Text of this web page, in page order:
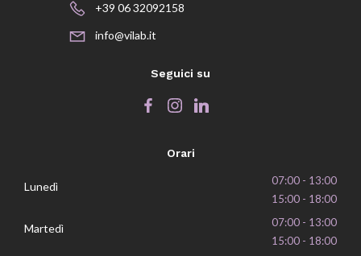
+39 06 32092158
info@vilab.it
Seguici su
Orari
Lunedì
07:00 - 13:00
15:00 - 18:00
Martedì
07:00 - 13:00
15:00 - 18:00